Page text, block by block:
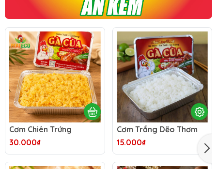
Cơm Chiên Trứng
30.000₫
Cơm Trắng Dẽo Thơm
15.000₫